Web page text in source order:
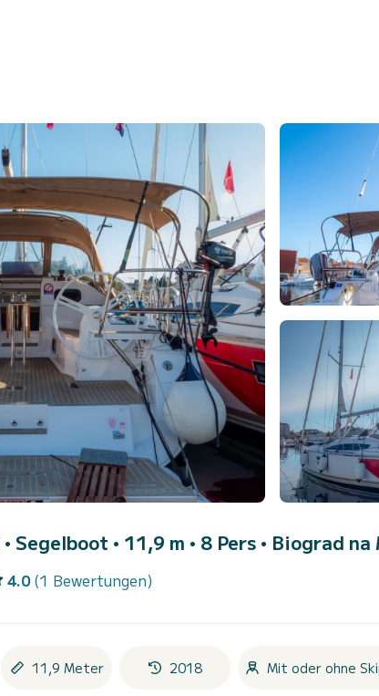
• Segelboot • 11,9 m • 8 Pers • Biograd na
4.0 (1 Bewertungen)
11,9 Meter 2018 Mit oder ohne